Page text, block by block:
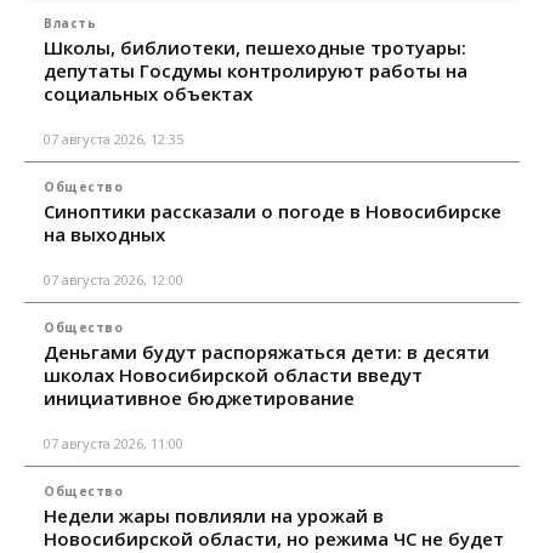
Власть
Школы, библиотеки, пешеходные тротуары:
депутаты Госдумы контролируют работы на
социальных объектах
07 августа 2026, 12:35
Общество
Синоптики рассказали о погоде в Новосибирске
на выходных
07 августа 2026, 12:00
Общество
Деньгами будут распоряжаться дети: в десяти
школах Новосибирской области введут
инициативное бюджетирование
07 августа 2026, 11:00
Общество
Недели жары повлияли на урожай в
Новосибирской области, но режима ЧС не будет